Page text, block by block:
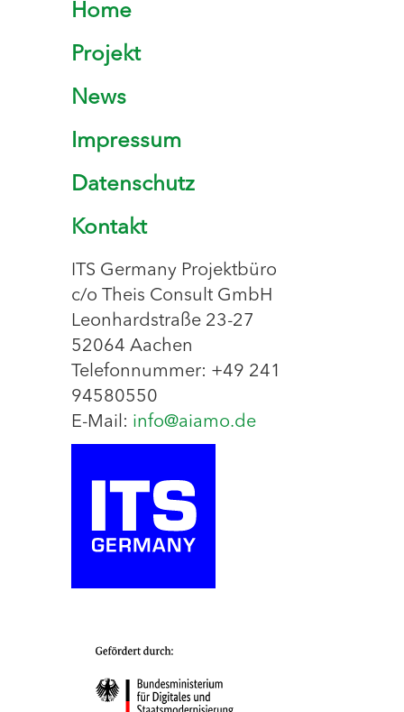
Home
Projekt
News
Impressum
Datenschutz
Kontakt
ITS Germany Projektbüro
c/o Theis Consult GmbH
Leonhardstraße 23-27
52064 Aachen
Telefonnummer: +49 241
94580550
E-Mail: info@aiamo.de